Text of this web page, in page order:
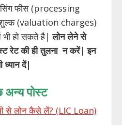
फीस (processing
(valuation charges)
भी हो सकते है|लोन लेने से
रेट की ही तुलना न करें| इन
ध्यान दें|
पोस्ट
से लोन कैसे लें? (LIC Loan)